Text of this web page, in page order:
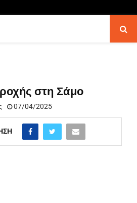
στη Σάμο
07/04/2025